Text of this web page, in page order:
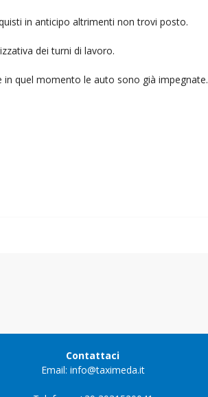
in anticipo altrimenti non trovi posto.
dei turni di lavoro.
quel momento le auto sono già impegnate.
Contattaci
Email: info@taximeda.it